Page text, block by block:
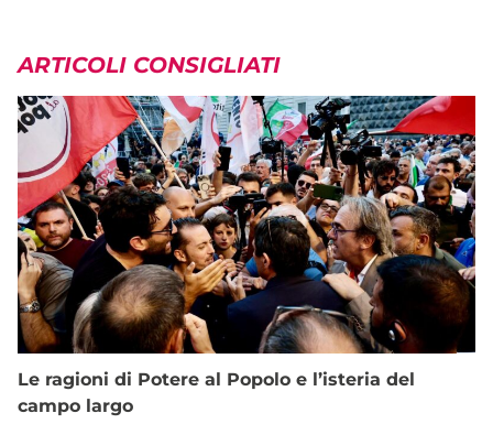
ARTICOLI CONSIGLIATI
Le ragioni di Potere al Popolo e l’isteria del
campo largo